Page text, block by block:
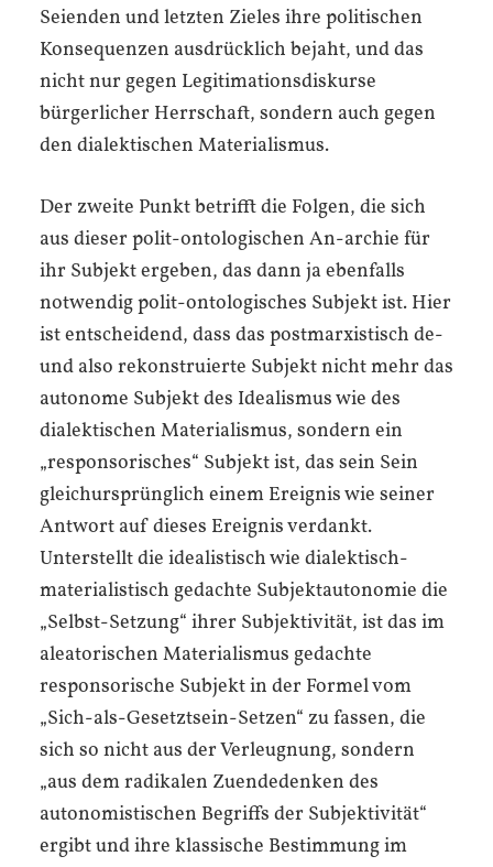
Seienden und letzten Zieles ihre politischen
Konsequenzen ausdrücklich bejaht, und das
nicht nur gegen Legitimationsdiskurse
bürgerlicher Herrschaft, sondern auch gegen
den dialektischen Materialismus.
Der zweite Punkt betrifft die Folgen, die sich
aus dieser polit-ontologischen An-archie für
ihr Subjekt ergeben, das dann ja ebenfalls
notwendig polit-ontologisches Subjekt ist. Hier
ist entscheidend, dass das postmarxistisch de-
und also rekonstruierte Subjekt nicht mehr das
autonome Subjekt des Idealismus wie des
dialektischen Materialismus, sondern ein
„responsorisches“ Subjekt ist, das sein Sein
gleichursprünglich einem Ereignis wie seiner
Antwort auf dieses Ereignis verdankt.
Unterstellt die idealistisch wie dialektisch-
materialistisch gedachte Subjektautonomie die
„Selbst-Setzung“ ihrer Subjektivität, ist das im
aleatorischen Materialismus gedachte
responsorische Subjekt in der Formel vom
„Sich-als-Gesetztsein-Setzen“ zu fassen, die
sich so nicht aus der Verleugnung, sondern
„aus dem radikalen Zuendedenken des
autonomistischen Begriffs der Subjektivität“
ergibt und ihre klassische Bestimmung im